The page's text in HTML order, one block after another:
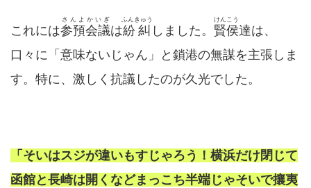
これには参預会議
さんよかいぎ
は紛糾
ふんきゅう
しました。 賢侯
けんこう
達は、
口々に「意味ないじゃん」と鎖港の無謀を主張しま
す。特に、激しく抗議したのが久光でした。
「そいはスジが違いもすじゃろう！ 横浜だけ閉じて
函館と長崎は開くなどまっこち半端じゃそいで攘夷